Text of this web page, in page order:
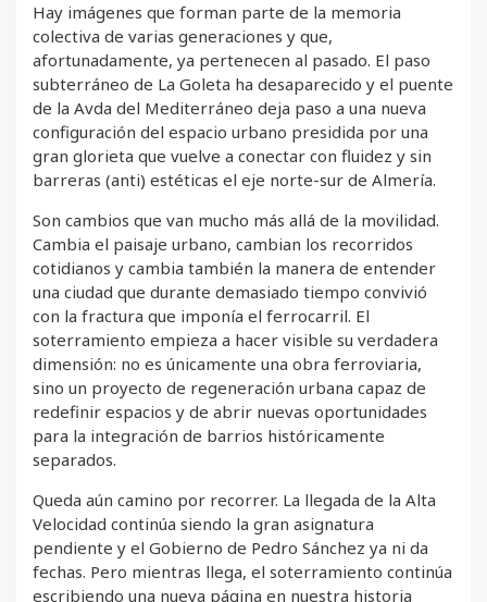
Hay imágenes que forman parte de la memoria
colectiva de varias generaciones y que,
afortunadamente, ya pertenecen al pasado. El paso
subterráneo de La Goleta ha desaparecido y el puente
de la Avda del Mediterráneo deja paso a una nueva
configuración del espacio urbano presidida por una
gran glorieta que vuelve a conectar con fluidez y sin
barreras (anti) estéticas el eje norte-sur de Almería.
Son cambios que van mucho más allá de la movilidad.
Cambia el paisaje urbano, cambian los recorridos
cotidianos y cambia también la manera de entender
una ciudad que durante demasiado tiempo convivió
con la fractura que imponía el ferrocarril. El
soterramiento empieza a hacer visible su verdadera
dimensión: no es únicamente una obra ferroviaria,
sino un proyecto de regeneración urbana capaz de
redefinir espacios y de abrir nuevas oportunidades
para la integración de barrios históricamente
separados.
Queda aún camino por recorrer. La llegada de la Alta
Velocidad continúa siendo la gran asignatura
pendiente y el Gobierno de Pedro Sánchez ya ni da
fechas. Pero mientras llega, el soterramiento continúa
escribiendo una nueva página en nuestra historia